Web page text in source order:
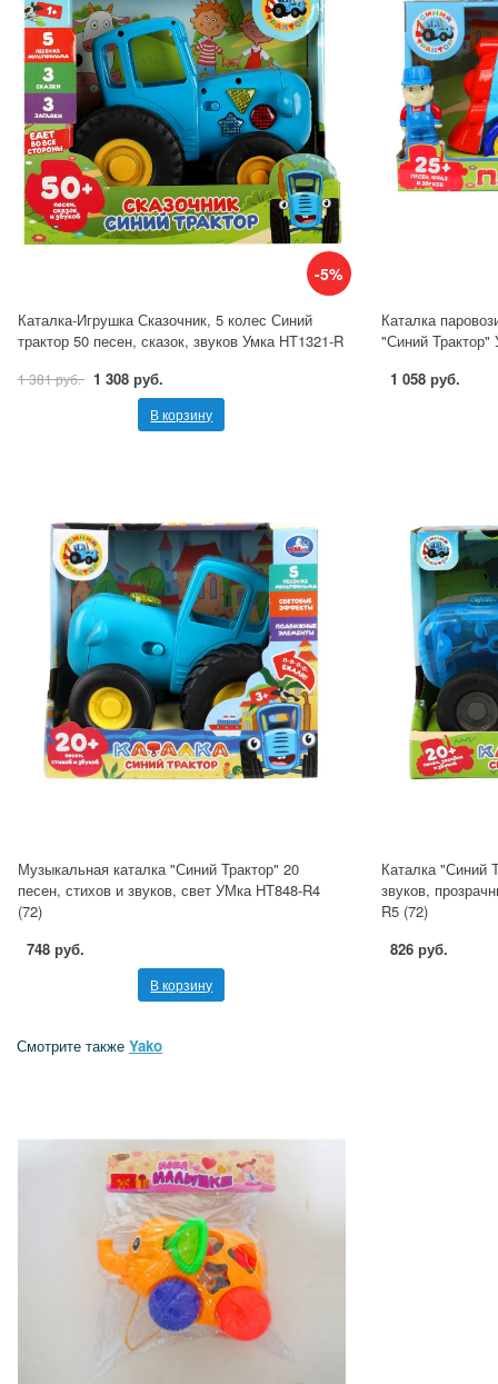
-5%
Каталка-Игрушка Сказочник, 5 колес Синий
трактор 50 песен, сказок, звуков Умка HT1321-R
1 381 руб. 1 308 руб.
В корзину
Каталка
"Синий Трактор"
1 058 руб.
Музыкальная каталка "Синий Трактор" 20
песен, стихов и звуков, свет УМка HT848-R4
(72)
748 руб.
В корзину
Каталка "Синий
звуков,
R5 (72)
826 руб.
Смотрите также Yako